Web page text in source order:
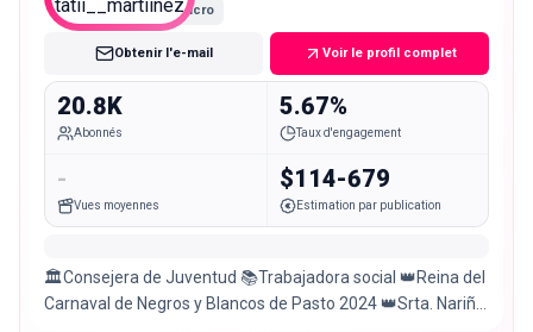
Micro
Obtenir l'e-mail Voir le profil complet
20.8K
Abonnés
5.67%
Taux d'engagement
-
Vues moyennes
$114-679
Estimation par publication
🏛️Consejera de Juventud 📚Trabajadora social 👑Reina del
Carnaval de Negros y Blancos de Pasto 2024 👑Srta. Nariño